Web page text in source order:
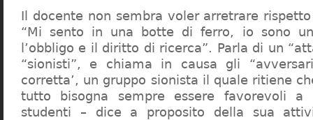
Il docente non sembra voler arretrare
“Mi sento in una botte di ferro, io sono
l’obbligo e il diritto di ricerca”. Parla di un
“sionisti”, e chiama in causa gli
corretta’, un gruppo sionista il quale ritiene
tutto bisogna sempre essere favorevoli a
studenti – dice a proposito della sua